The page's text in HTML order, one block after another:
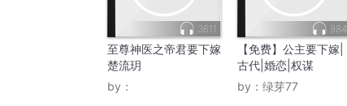
3611
至尊神医之帝君要下嫁
楚流玥
by：
984
【免费】公主要下嫁|
古代|婚恋|权谋
by： 绿芽77